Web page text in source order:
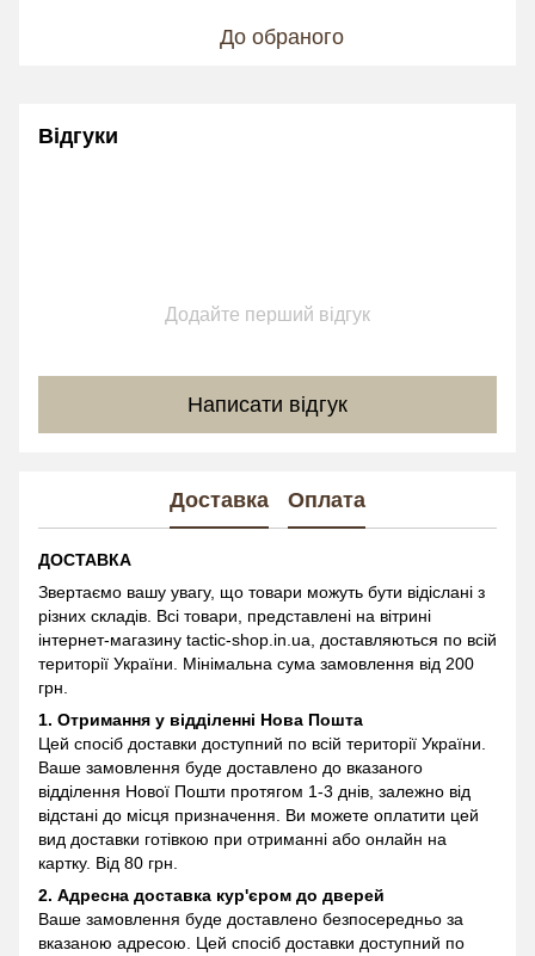
До обраного
Відгуки
Додайте перший відгук
Написати відгук
Доставка Оплата
ДОСТАВКА
Звертаємо вашу увагу, що товари можуть бути відіслані з
різних складів. Всі товари, представлені на вітрині
інтернет-магазину tactic-shop.in.ua, доставляються по всій
території України. Мінімальна сума замовлення від 200
грн.
1. Отримання у відділенні Нова Пошта
Цей спосіб доставки доступний по всій території України.
Ваше замовлення буде доставлено до вказаного
відділення Нової Пошти протягом 1-3 днів, залежно від
відстані до місця призначення. Ви можете оплатити цей
вид доставки готівкою при отриманні або онлайн на
картку. Від 80 грн.
2. Адресна доставка кур'єром до дверей
Ваше замовлення буде доставлено безпосередньо за
вказаною адресою. Цей спосіб доставки доступний по